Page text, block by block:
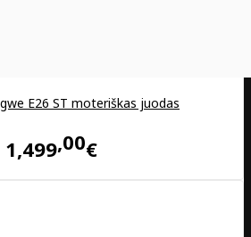
E26 ST moteriškas juodas
1,499 00€